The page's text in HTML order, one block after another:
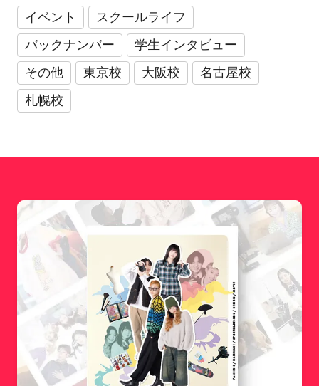
イベント
スクールライフ
バックナンバー
学生インタビュー
その他
東京校 大阪校
名古屋校
札幌校